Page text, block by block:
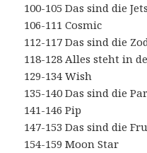
100-105 Das sind die
106-111 Cosmic
112-117 Das sind die
118-128 Alles steht in
129-134 Wish
135-140 Das sind die
141-146 Pip
147-153 Das sind die
154-159 Moon Star